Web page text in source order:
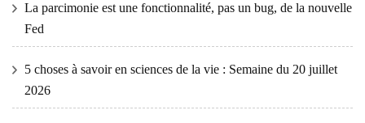
La parcimonie est une fonctionnalité, pas un bug, de la nouvelle
Fed
5 choses à savoir en sciences de la vie : Semaine du 20 juillet
2026